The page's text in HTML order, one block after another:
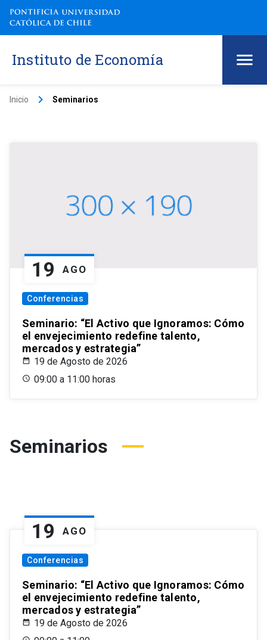
Instituto de Economía
Inicio keyboard_arrow_right Seminarios
19 AGO
Conferencias
Seminario: “El Activo que Ignoramos: Cómo
el envejecimiento redefine talento,
mercados y estrategia”
19 de Agosto de 2026
09:00 a 11:00 horas
Seminarios
19 AGO
Conferencias
Seminario: “El Activo que Ignoramos: Cómo
el envejecimiento redefine talento,
mercados y estrategia”
19 de Agosto de 2026